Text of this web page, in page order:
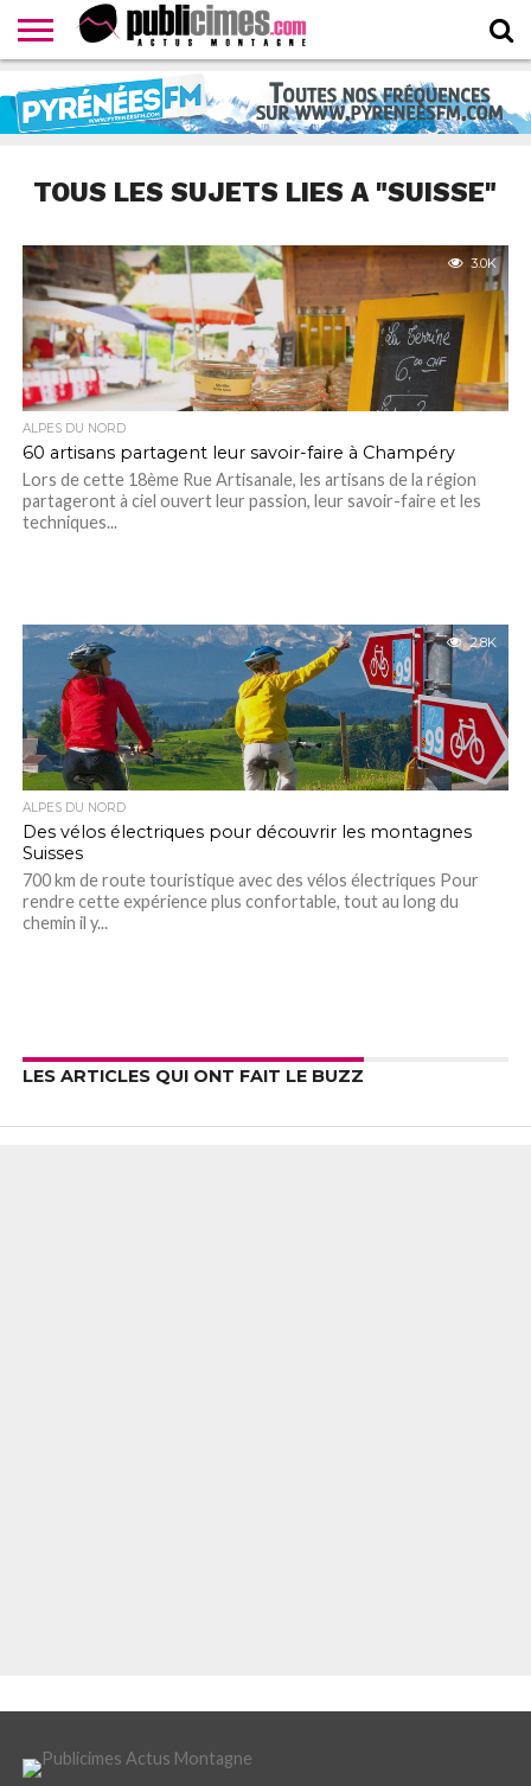
CONTACTER
LA
RÉDACTION
HOMEPAGE
NEWSLETTER
PROPOSER
UN
COMMUNIQUÉ
WEBTV
PUBLICIMESTV
TOUS LES SUJETS LIES A "SUISSE"
3.0K
ALPES DU NORD
60 artisans partagent leur savoir-faire à Champéry
Lors de cette 18ème Rue Artisanale, les artisans de la région
partageront à ciel ouvert leur passion, leur savoir-faire et les
techniques...
2.8K
ALPES DU NORD
Des vélos électriques pour découvrir les montagnes
Suisses
700 km de route touristique avec des vélos électriques Pour
rendre cette expérience plus confortable, tout au long du
chemin il y...
LES ARTICLES QUI ONT FAIT LE BUZZ